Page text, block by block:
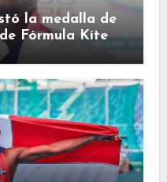
la medalla de
Fórmula Kite